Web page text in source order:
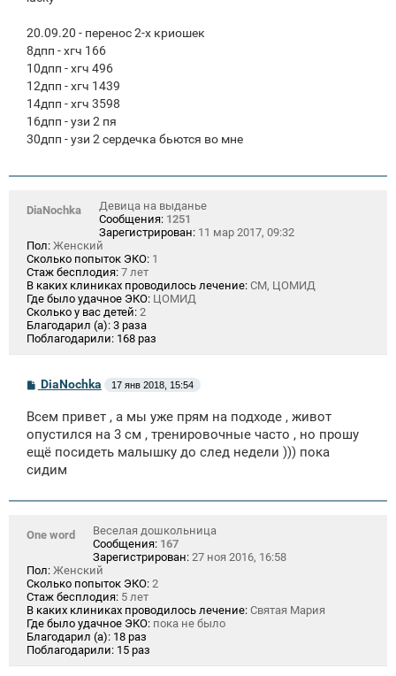
20.09.20 - перенос 2-х криошек
8дпп - хгч 166
10дпп - хгч 496
12дпп - хгч 1439
14дпп - хгч 3598
16дпп - узи 2 пя
30дпп - узи 2 сердечка бьются во мне
DiaNochka
Девица на выданье
Сообщения: 1251
Зарегистрирован: 11 мар 2017, 09:32
Пол: Женский
Сколько попыток ЭКО: 1
Стаж бесплодия: 7 лет
В каких клиниках проводилось лечение: СМ, ЦОМИД
Где было удачное ЭКО: ЦОМИД
Сколько у вас детей: 2
Благодарил (а): 3 раза
Поблагодарили: 168 раз
С
б
щ
н
и
DiaNochka 17 янв 2018, 15:54
Всем привет , а мы уже прям на подходе , живот
опустился на 3 см , тренировочные часто , но прошу
ещё посидеть малышку до след недели ))) пока
сидим
One word
Веселая дошкольница
Сообщения: 167
Зарегистрирован: 27 ноя 2016, 16:58
Пол: Женский
Сколько попыток ЭКО: 2
Стаж бесплодия: 5 лет
В каких клиниках проводилось лечение: Святая Мария
Где было удачное ЭКО: пока не было
Благодарил (а): 18 раз
Поблагодарили: 15 раз